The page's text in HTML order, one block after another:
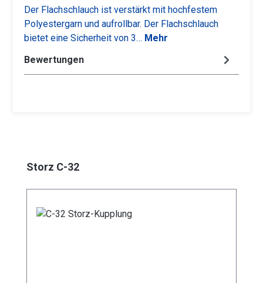
Der Flachschlauch ist verstärkt mit hochfestem
Polyestergarn und aufrollbar. Der Flachschlauch
bietet eine Sicherheit von 3… Mehr
Bewertungen
Produktgalerie überspringen
Storz C-32